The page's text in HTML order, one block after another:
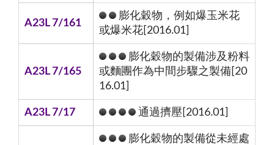
A23L 7/161
膨化穀物，例如爆玉米花
或爆米花[2016.01]
A23L 7/165
膨化穀物的製備涉及粉料
或麵團作為中間步驟之製備[20
16.01]
A23L 7/17 通過擠壓[2016.01]
膨化穀物的製備從未經處